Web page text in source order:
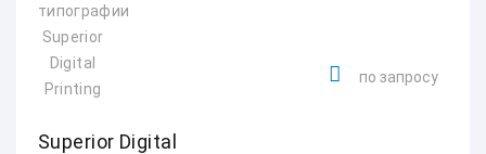
Superior Digital
по запросу